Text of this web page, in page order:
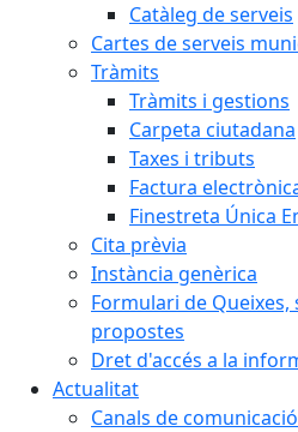
Catàleg de serveis
Cartes de serveis
Tràmits
Tràmits i gestions
Carpeta ciutadana
Taxes i tributs
Factura
Finestreta Única
Cita prèvia
Instància genèrica
Formulari de
propostes
Dret d'accés a la
Actualitat
Canals de